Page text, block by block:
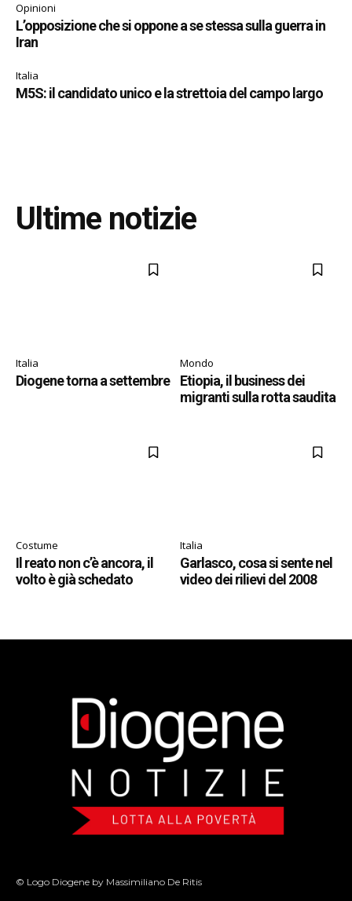
Opinioni
L’opposizione che si oppone a se stessa sulla guerra in
Iran
Italia
M5S: il candidato unico e la strettoia del campo largo
Ultime notizie
Italia
Diogene torna a settembre
Mondo
Etiopia, il business dei
migranti sulla rotta saudita
Costume
Il reato non c’è ancora, il
volto è già schedato
Italia
Garlasco, cosa si sente nel
video dei rilievi del 2008
© Logo Diogene by Massimiliano De Ritis